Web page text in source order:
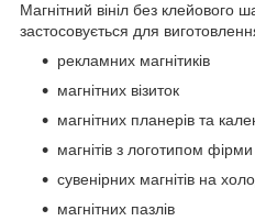
Магнітний вініл без
застосовується для
рекламних магнітиків
магнітних візиток
магнітних планерів та
магнітів з логотипом фірми
сувенірних магнітів на
магнітних пазлів